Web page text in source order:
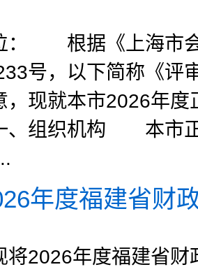
： 根据《上海市会
号，以下简称《
，现就本市2026年
织机构 本市正高
年度福建省财
将2026年度福建省